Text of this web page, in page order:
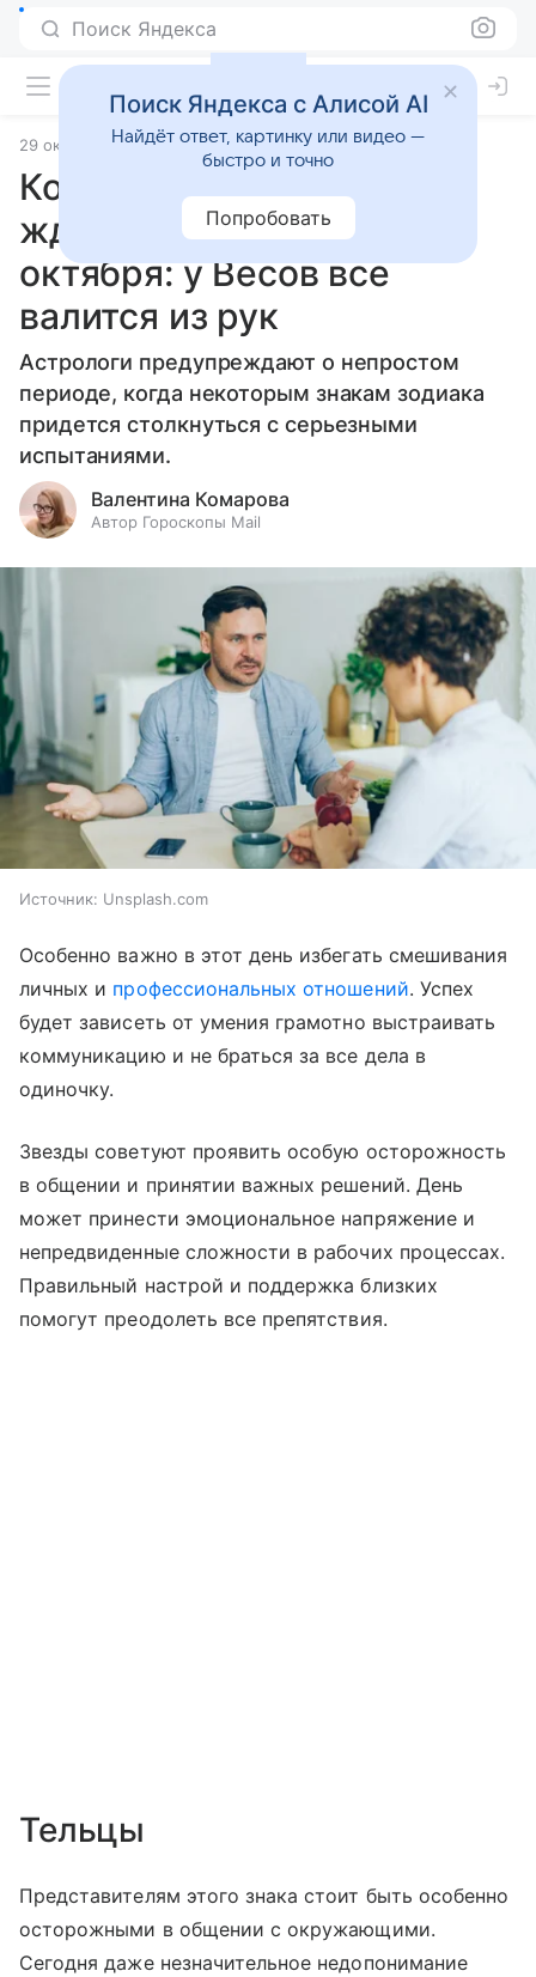
Поиск Яндекса
29 октября 2024 Статьи
Кого из знаков зодиака
ждут трудности 30
октября: у Весов все
валится из рук
Астрологи предупреждают о непростом
периоде, когда некоторым знакам зодиака
придется столкнуться с серьезными
испытаниями.
Валентина Комарова
Автор Гороскопы Mail
Источник: Unsplash.com
Особенно важно в этот день избегать смешивания
личных и профессиональных отношений. Успех
будет зависеть от умения грамотно выстраивать
коммуникацию и не браться за все дела в
одиночку.
Звезды советуют проявить особую осторожность
в общении и принятии важных решений. День
может принести эмоциональное напряжение и
непредвиденные сложности в рабочих процессах.
Правильный настрой и поддержка близких
помогут преодолеть все препятствия.
Тельцы
Представителям этого знака стоит быть особенно
осторожными в общении с окружающими.
Сегодня даже незначительное недопонимание
Поиск Яндекса с Алисой AI
Найдёт ответ, картинку или видео —
быстро и точно
Попробовать